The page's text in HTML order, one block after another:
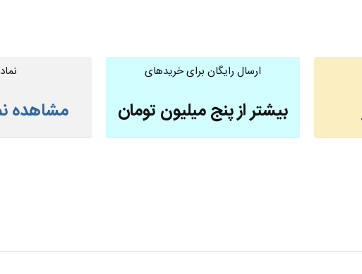
ارسال رایگان برای خریدهای
بیشتر از پنج میلیون تومان مشاهده